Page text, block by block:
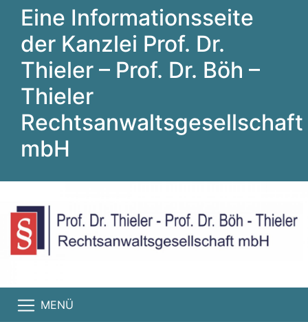
Eine Informationsseite
der Kanzlei Prof. Dr.
Thieler – Prof. Dr. Böh –
Thieler
Rechtsanwaltsgesellschaft
mbH
MENÜ